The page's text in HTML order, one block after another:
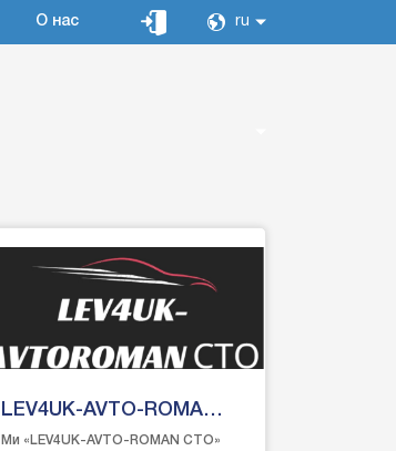
О нас ru
LEV4UK-AVTO-ROMA
CTO
Ми «LEV4UK-AVTO-ROMAN СТО»